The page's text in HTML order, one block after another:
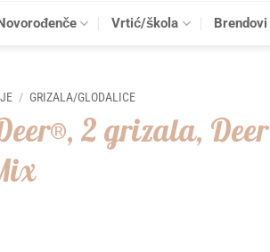
Vrtić/škola Brendovi
/ GRIZALA/GLODALICE
2 grizala,